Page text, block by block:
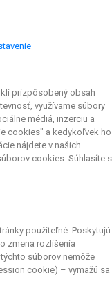
prizpôsobený obsah
využívame súbory
médiá, inzerciu a
cookies" a kedykoľvek ho
nájdete v našich
cookies. Súhlasíte s
použiteľné. Poskytujú
zmena rozlišenia
súborov nemôže
cookie) – vymažú sa